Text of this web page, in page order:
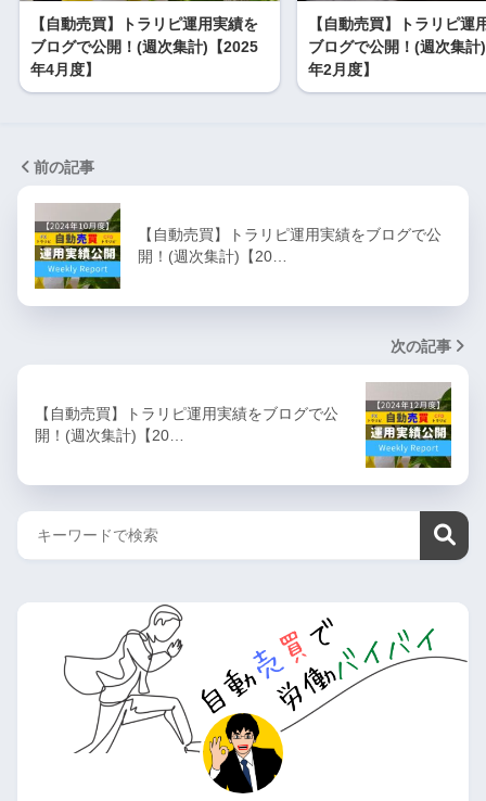
【自動売買】トラリピ運用実績を
ブログで公開！(週次集計)【2025
年4月度】
【自動売買】トラリピ運
ブログで公開！(週次集計
年2月度】
前の記事
【自動売買】トラリピ運用実績をブログで公
開！(週次集計)【20…
次の記事
【自動売買】トラリピ運用実績をブログで公
開！(週次集計)【20…